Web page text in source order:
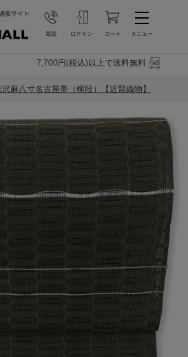
7,700円(税込)以上で送料無料
沢麻八寸名古屋帯（横段）【近賢織物】